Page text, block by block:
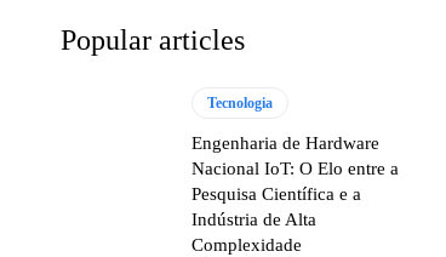
Popular articles
Tecnologia
Engenharia de Hardware
Nacional IoT: O Elo entre a
Pesquisa Científica e a
Indústria de Alta
Complexidade